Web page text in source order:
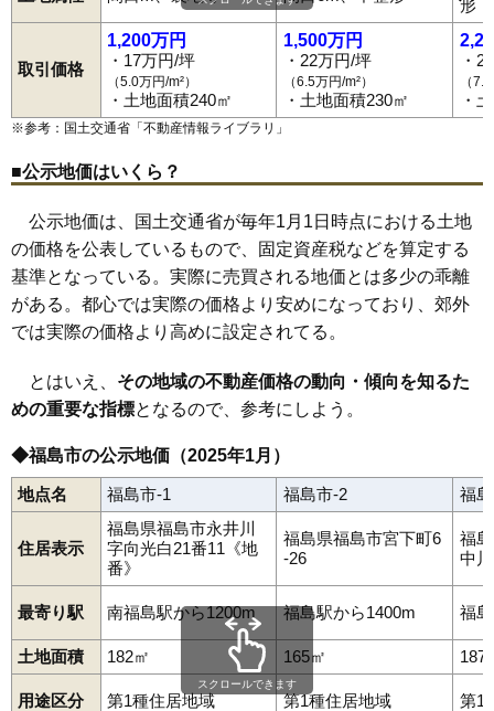
上野寺 686万円 13.5%
85 清水町 583万円 6.1%
松川町金沢 5.0万円 3,011万円 12.5%
87 飯坂町東湯野 4.8万円
90 下飯坂 4.5万円 81万円 -6.3%
91 岡島 4.1万円 1,616万円 3.7%
92 下野寺 4.1万円 361万円 4.8%
3.7万円
95 飯野町大久保 3.5万円 455万円 -2.8%
96 飯野町 3.0万円 391万円
97 荒井 2.8万円
98 松川町浅川 2.7万円 319万円 -0.1%
99 桜本 2.5万円 163万円 -8.2%
100 立子山 2.3万円 40万円 -9.6%
大笹生
形
取引価格
1,200万円
・17万円/坪
（5.0万円/m²）
・土地面積240㎡
1,500万円
・22万円/坪
（6.5万円/m²）
・土地面積230㎡
・
（
・
※参考：国土交通省「不動産情報ライブラリ 」
■公示地価はいくら？
公示地価は、国土交通省が毎年1月1日時点における土地
の価格を公表しているもので、固定資産税などを算定する
基準となっている。実際に売買される地価とは多少の乖離
がある。都心では実際の価格より安めになっており、郊外
では実際の価格より高めに設定されてる。
とはいえ、 その地域の不動産価格の動向・傾向を知るた
めの重要な指標となるので、参考にしよう。
◆福島市の公示地価（2025年1月）
地点名 福島市-1 福島市-2 福
住居表示
福島県福島市永井川
字向光白21番11《地
番》
福島県福島市宮下町6
-26
福
中
最寄り駅 南福島駅から1200m 福島駅から1400m 福
土地面積 182㎡ 165㎡ 187
用途区分 第1種住居地域 第1種住居地域 第1
スクロールできます
笹谷五月町清水町下飯坂下鳥渡下野寺新町清明町瀬上町
田沢 立子山仲間町 鳥谷野豊田町永井川
仁井田西中央野田町 万世町東中央東浜町
方木田
蓬莱町堀河町町庭坂 松川町浅川松川町金沢
松川町関谷松川町沼袋 松木町松浪町松山町
南中央南町南矢野目宮下町 宮代宮町本内森合森合町
八木田八島田八島町柳町山口吉倉早稲町渡利
卸町駅福島学院前駅瀬上駅向瀬上駅曽根田駅
美術館図書館前駅岩代清水駅 泉〔福島交通〕駅
桜水駅平野駅医王寺前駅 花水坂駅飯坂温泉駅